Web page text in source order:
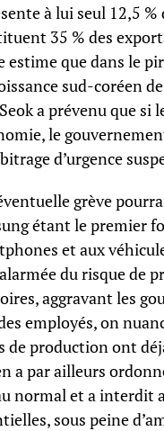
à lui seul 12,5
35 % des
estime que dans le
sud-coréen
a prévenu que si
le
d’urgence
grève
étant le premier
et aux
alarmée du risque de
aggravant les
employés, on
de production ont
a par ailleurs
normal et a interdit
sous peine